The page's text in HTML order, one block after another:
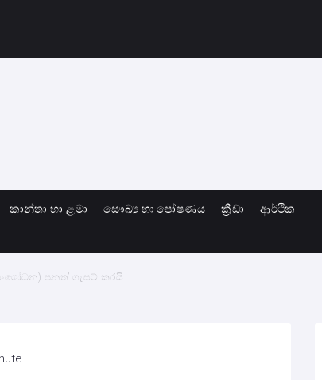
කාන්තා හා ළමා සෞඛ්‍ය හා පෝෂණය ක්‍රීඩා
ආර්ථික
පනත’ ගැසට් කරයි